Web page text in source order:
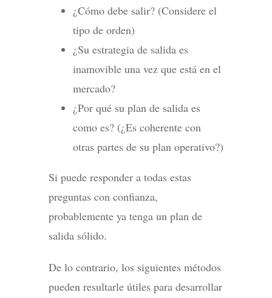
¿Cómo debe salir? (Considere el
tipo de orden)
¿Su estrategia de salida es
inamovible una vez que está en el
mercado?
¿Por qué su plan de salida es
como es? (¿Es coherente con
otras partes de su plan operativo?)
Si puede responder a todas estas
preguntas con confianza,
probablemente ya tenga un plan de
salida sólido.
De lo contrario, los siguientes métodos
pueden resultarle útiles para desarrollar